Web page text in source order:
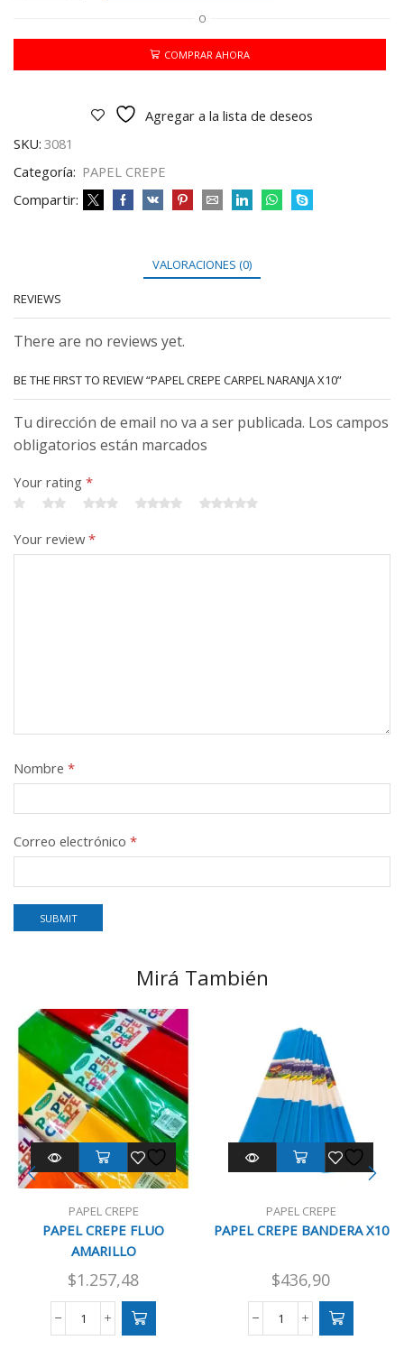
CREPE
NARANJA
cantidad
O
COMPRAR AHORA
Agregar a la lista de deseos
SKU: 3081
Categoría: PAPEL CREPE
Compartir:
VALORACIONES (0)
REVIEWS
There are no reviews yet.
BE THE FIRST TO REVIEW “PAPEL CREPE CARPEL NARANJA X10”
Tu dirección de email no va a ser publicada. Los campos
obligatorios están marcados
Your rating *
Your review*
Nombre *
Correo electrónico *
Mirá También
PAPEL CREPE
PAPEL CREPE FLUO
AMARILLO
$1.257,48
PAPEL
PAPEL CREPE
PAPEL CREPE BANDERA X10
$436,90
PAPEL